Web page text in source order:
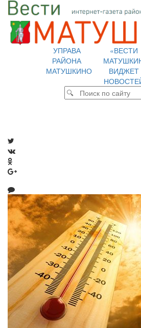
УПРАВА
РАЙОНА
МАТУШКИНО
«ВЕСТИ
ВИДЖЕТ